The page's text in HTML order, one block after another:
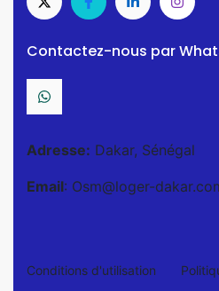
Contactez-nous par
Adresse: Dakar, Sénégal
Email: Osm@loger-
Conditions d'utilisation